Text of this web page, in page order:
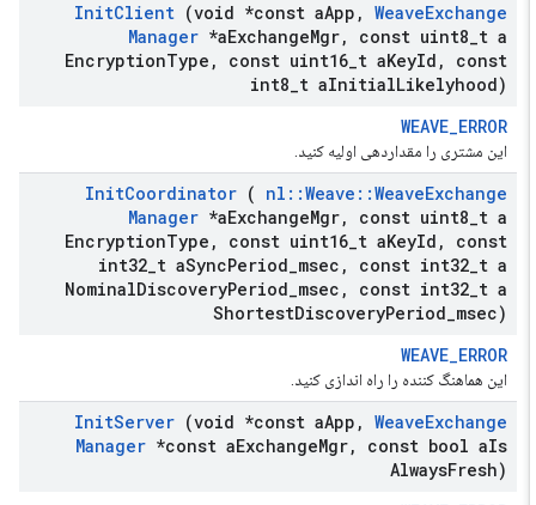
InitClient (void *const aApp WeaveExchange
Manager *aExchangeMgr const uint8 _ t a
EncryptionType const uint16 _ t aKeyId
const
int8 _ t aInitialLikelyhood)
WEAVE_ERROR
این مشتری را مقداردهی اولیه کنید.
InitCoordinator (nl ::Weave ::WeaveExchange
Manager *aExchangeMgr const uint8 _ t a
EncryptionType const uint16 _ t aKeyId
const
int32 _ t aSyncPeriod _msec const int32 _ t a
NominalDiscoveryPeriod _msec const int32 _ t a
ShortestDiscoveryPeriod _msec)
WEAVE_ERROR
این هماهنگ کننده را راه اندازی کنید.
InitServer (void *const aApp WeaveExchange
Manager *const aExchangeMgr const bool aIs
AlwaysFresh)